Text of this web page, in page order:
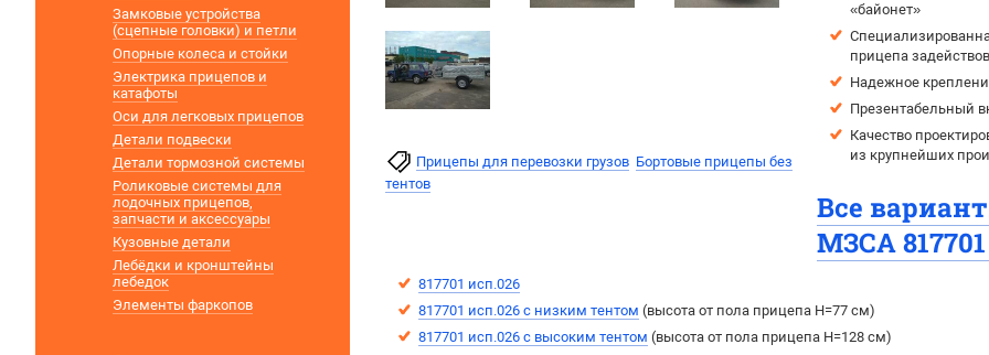
Прицепы для перевозки грузов Бортовые прицепы без
тентов
«байонет»
прицепа
Надежное
Презентабельный
Качество
из крупнейших
Все
МЗСА
817701 исп.026
817701 исп.026 с низким тентом (высота от пола прицепа H=77 см)
817701 исп.026 с высоким тентом (выcота от пола прицепа H=128 см)
Замковые устройства
(сцепные головки) и петли
Опорные колеса и стойки
Электрика прицепов и
катафоты
Оси для легковых прицепов
Детали подвески
Детали тормозной системы
Роликовые системы для
лодочных прицепов,
запчасти и аксессуары
Кузовные детали
Лебёдки и кронштейны
лебедок
Элементы фаркопов